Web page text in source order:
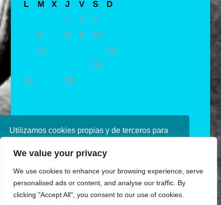
Utilizamos cookies propias y de terceros para
navegando, consideramos que acepta su uso.
política de cookies consulte nuestra
Política de
privacidad
We value your privacy
We use cookies to enhance your browsing experience, serve
personalised ads or content, and analyse our traffic. By
clicking "Accept All", you consent to our use of cookies.
L M X J V S
D
1
2 3
6 8 9 10
13
18
24
26
29